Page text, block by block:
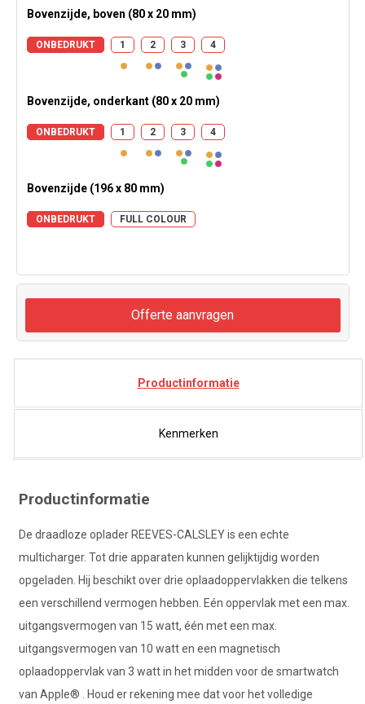
Bovenzijde, boven (80 x 20 mm)
ONBEDRUKT 1 2 3 4
Bovenzijde, onderkant (80 x 20 mm)
ONBEDRUKT 1 2 3 4
Bovenzijde (196 x 80 mm)
ONBEDRUKT FULL COLOUR
Offerte aanvragen
Productinformatie
Kenmerken
Productinformatie
De draadloze oplader REEVES-CALSLEY is een echte
multicharger. Tot drie apparaten kunnen gelijktijdig worden
opgeladen. Hij beschikt over drie oplaadoppervlakken die telkens
een verschillend vermogen hebben. Eén oppervlak met een max.
uitgangsvermogen van 15 watt, één met een max.
uitgangsvermogen van 10 watt en een magnetisch
oplaadoppervlak van 3 watt in het midden voor de smartwatch
van Apple® . Houd er rekening mee dat voor het volledige